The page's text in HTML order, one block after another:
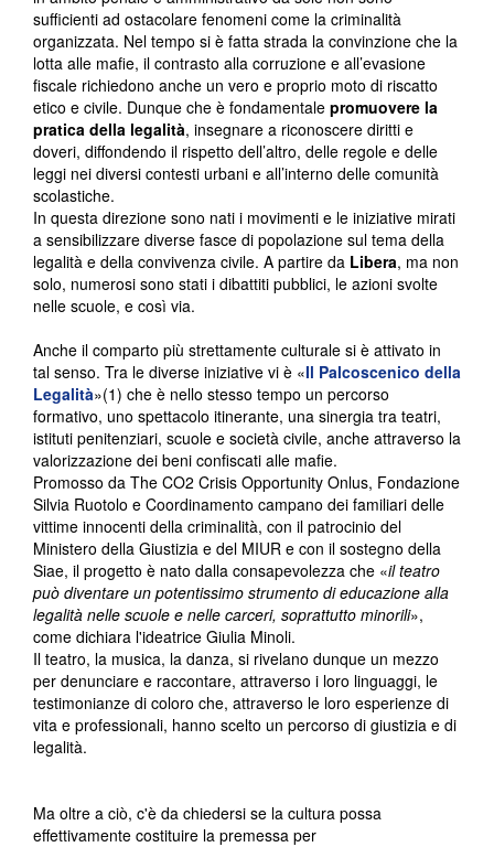
sufficienti ad ostacolare fenomeni come la criminalità
organizzata. Nel tempo si è fatta strada la convinzione che la
lotta alle mafie, il contrasto alla corruzione e all’evasione
fiscale richiedono anche un vero e proprio moto di riscatto
etico e civile. Dunque che è fondamentale promuovere la
pratica della legalità, insegnare a riconoscere diritti e
doveri, diffondendo il rispetto dell’altro, delle regole e delle
leggi nei diversi contesti urbani e all’interno delle comunità
scolastiche.
In questa direzione sono nati i movimenti e le iniziative mirati
a sensibilizzare diverse fasce di popolazione sul tema della
legalità e della convivenza civile. A partire da Libera, ma non
solo, numerosi sono stati i dibattiti pubblici, le azioni svolte
nelle scuole, e così via.
Anche il comparto più strettamente culturale si è attivato in
tal senso. Tra le diverse iniziative vi è «Il Palcoscenico della
Legalità»(1) che è nello stesso tempo un percorso
formativo, uno spettacolo itinerante, una sinergia tra teatri,
istituti penitenziari, scuole e società civile, anche attraverso la
valorizzazione dei beni confiscati alle mafie.
Promosso da The CO2 Crisis Opportunity Onlus, Fondazione
Silvia Ruotolo e Coordinamento campano dei familiari delle
vittime innocenti della criminalità, con il patrocinio del
Ministero della Giustizia e del MIUR e con il sostegno della
Siae, il progetto è nato dalla consapevolezza che «il teatro
può diventare un potentissimo strumento di educazione alla
legalità nelle scuole e nelle carceri, soprattutto minorili»,
come dichiara l'ideatrice Giulia Minoli.
Il teatro, la musica, la danza, si rivelano dunque un mezzo
per denunciare e raccontare, attraverso i loro linguaggi, le
testimonianze di coloro che, attraverso le loro esperienze di
vita e professionali, hanno scelto un percorso di giustizia e di
legalità.
Ma oltre a ciò, c'è da chiedersi se la cultura possa
effettivamente costituire la premessa per